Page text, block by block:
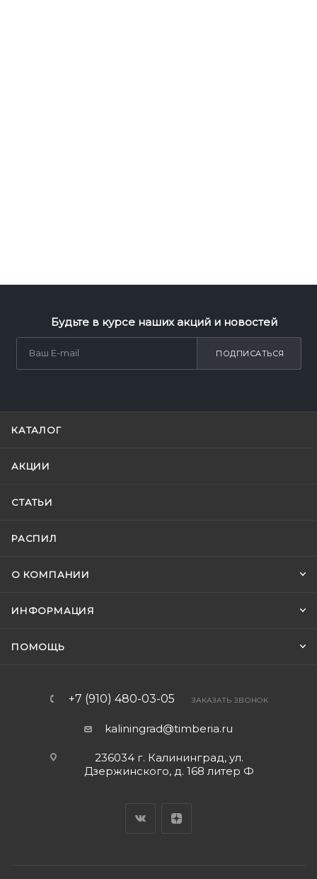
Будьте в курсе наших акций и новостей
ПОДПИСАТЬСЯ
КАТАЛОГ
АКЦИИ
СТАТЬИ
РАСПИЛ
О КОМПАНИИ
ИНФОРМАЦИЯ
ПОМОЩЬ
+7 (910) 480-03-05 ЗАКАЗАТЬ ЗВОНОК
kaliningrad@timberia.ru
236034 г. Калининград, ул.
Дзержинского, д. 168 литер Ф